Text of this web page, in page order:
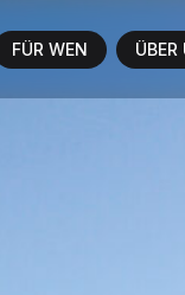
FÜR WEN ÜBER